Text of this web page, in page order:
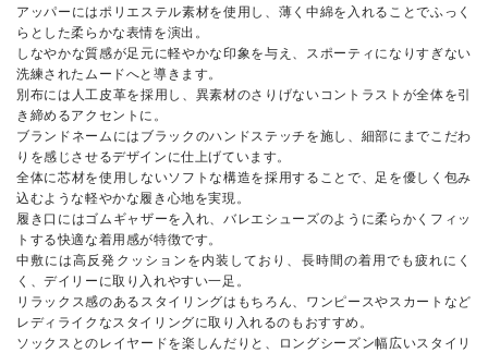
アッパーにはポリエステル素材を使用し、薄く中綿を入れることでふっく
らとした柔らかな表情を演出。
しなやかな質感が足元に軽やかな印象を与え、スポーティになりすぎない
洗練されたムードへと導きます。
別布には人工皮革を採用し、異素材のさりげないコントラストが全体を引
き締めるアクセントに。
ブランドネームにはブラックのハンドステッチを施し、細部にまでこだわ
りを感じさせるデザインに仕上げています。
全体に芯材を使用しないソフトな構造を採用することで、足を優しく包み
込むような軽やかな履き心地を実現。
履き口にはゴムギャザーを入れ、バレエシューズのように柔らかくフィッ
トする快適な着用感が特徴です。
中敷には高反発クッションを内装しており、長時間の着用でも疲れにく
く、デイリーに取り入れやすい一足。
リラックス感のあるスタイリングはもちろん、ワンピースやスカートなど
レディライクなスタイリングに取り入れるのもおすすめ。
ソックスとのレイヤードを楽しんだりと、ロングシーズン幅広いスタイリ